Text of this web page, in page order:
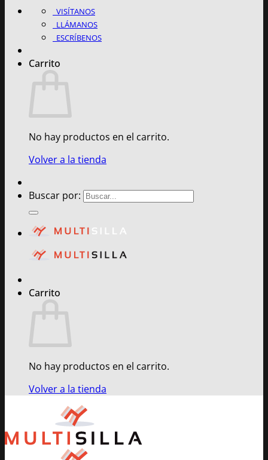
VISÍTANOS
LLÁMANOS
ESCRÍBENOS
Carrito
No hay productos en el carrito.
Volver a la tienda
Buscar por:
Carrito
No hay productos en el carrito.
Volver a la tienda